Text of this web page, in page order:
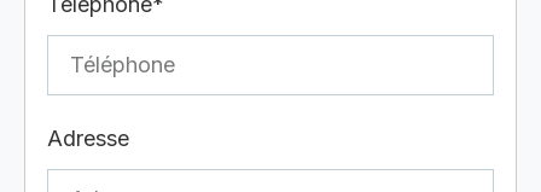
Adresse